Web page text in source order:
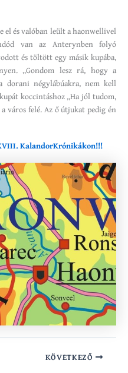
el és valóban leült a haonwellivel
van az Anterynben folyó
és töltött egy másik kupába,
„Gondom lesz rá, hogy a
dorani négylábúakra, nem kell
koccintáshoz „Ha jól tudom,
város felé. Az ő útjukat pedig én
KalandorKrónikákon!!!
KÖVETKEZŐ